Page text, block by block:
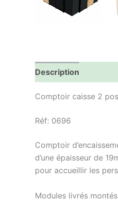
Description
Comptoir caisse 2
Réf: 0696
Comptoir
d’une épaisseur de
pour accueillir les
Modules livrés